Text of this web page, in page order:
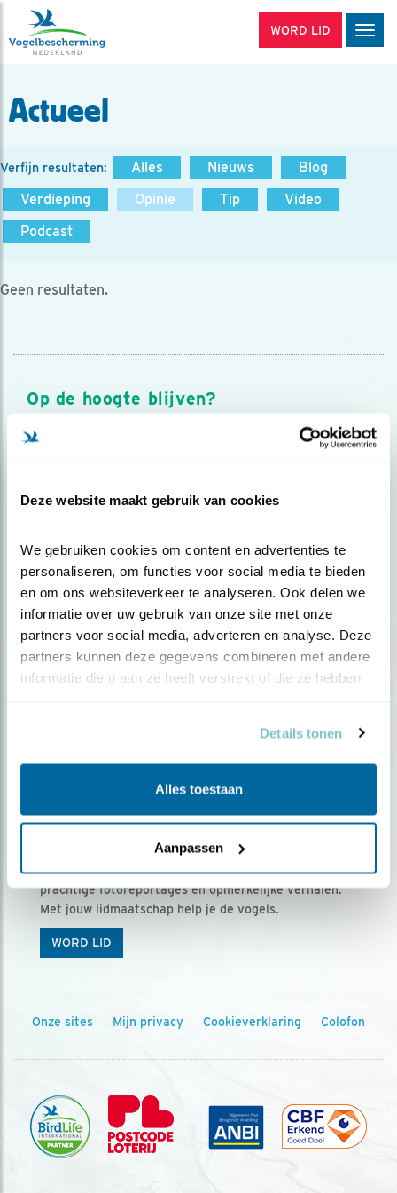
Deze website maakt gebruik van cookies
We gebruiken cookies om content en advertenties te
personaliseren, om functies voor social media te bieden
en om ons websiteverkeer te analyseren. Ook delen we
informatie over uw gebruik van onze site met onze
partners voor social media, adverteren en analyse. Deze
partners kunnen deze gegevens combineren met andere
informatie die u aan ze heeft verstrekt of die ze hebben
Details tonen
Alles toestaan
Aanpassen
WORD LID
Actueel
Verfijn resultaten: Alles Nieuws
Blog
Verdieping
Opinie Tip
Video
Podcast
Geen resultaten.
Op de hoogte blijven?
Meld je aan en ontvang nieuws, inspiratie, acties en tips
over vogels en activiteiten van Vogelbescherming.
Ontvang 5 x Vogels voor € 36,00 per jaar
Vogels is het tijdschrift voor onze leden, met
prachtige fotoreportages en opmerkelijke verhalen.
Met jouw lidmaatschap help je de vogels.
WORD LID
Onze sites Mijn privacy Cookieverklaring Colofon